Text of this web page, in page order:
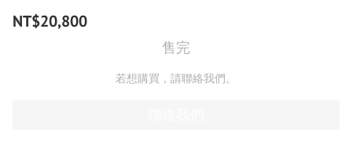
NT$20,800
售完
若想購買，請聯絡我們。